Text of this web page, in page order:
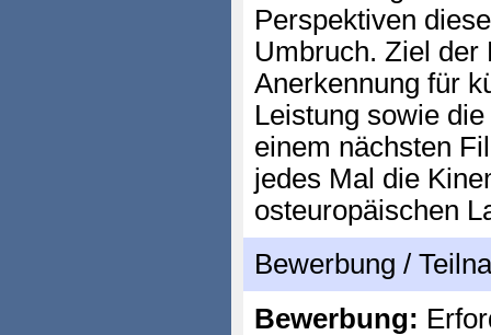
Perspektiven
Umbruch. Ziel der
Anerkennung für
Leistung sowie
einem nächsten
jedes Mal die
osteuropäischen
Bewerbung /
Bewerbung: